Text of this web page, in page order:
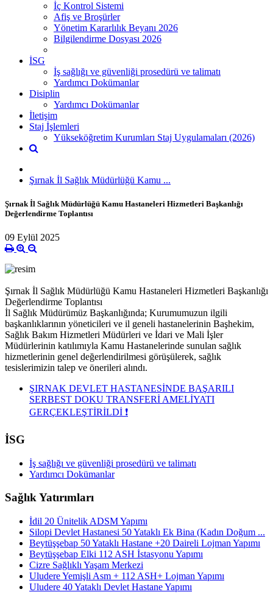
İç Kontrol Sistemi
Afiş ve Broşürler
Yönetim Kararlılık Beyanı 2026
Bilgilendirme Dosyası 2026
İSG
İş sağlığı ve güvenliği prosedürü ve talimatı
Yardımcı Dokümanlar
Disiplin
Yardımcı Dokümanlar
İletişim
Staj İşlemleri
Yükseköğretim Kurumları Staj Uygulamaları (2026)
Şırnak İl Sağlık Müdürlüğü Kamu ...
Şırnak İl Sağlık Müdürlüğü Kamu Hastaneleri Hizmetleri Başkanlığı
Değerlendirme Toplantısı
09 Eylül 2025
Şırnak İl Sağlık Müdürlüğü Kamu Hastaneleri Hizmetleri Başkanlığı
Değerlendirme Toplantısı
İl Sağlık Müdürümüz Başkanlığında; Kurumumuzun ilgili
başkanlıklarının yöneticileri ve il geneli hastanelerinin Başhekim,
Sağlık Bakım Hizmetleri Müdürleri ve İdari ve Mali İşler
Müdürlerinin katılımıyla Kamu Hastanelerinde sunulan sağlık
hizmetlerinin genel değerlendirilmesi görüşülerek, sağlık
tesislerimizin talep ve önerileri alındı.
ŞIRNAK DEVLET HASTANESİNDE BAŞARILI
SERBEST DOKU TRANSFERİ AMELİYATI
GERÇEKLEŞTİRİLDİ ❗
İSG
İş sağlığı ve güvenliği prosedürü ve talimatı
Yardımcı Dokümanlar
Sağlık Yatırımları
İdil 20 Ünitelik ADSM Yapımı
Silopi Devlet Hastanesi 50 Yataklı Ek Bina (Kadın Doğum ...
Beytüşşebap 50 Yataklı Hastane +20 Daireli Lojman Yapımı
Beytüşşebap Elki 112 ASH İstasyonu Yapımı
Cizre Sağlıklı Yaşam Merkezi
Uludere Yemişli Asm + 112 ASH+ Lojman Yapımı
Uludere 40 Yataklı Devlet Hastane Yapımı